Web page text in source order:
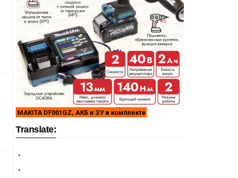
MAKITA DF001GZ, АКБ и ЗУ в комплекте
Translate: